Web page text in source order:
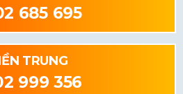
685 695
TRUNG
999 356